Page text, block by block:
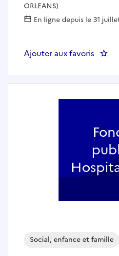
ORLEANS)
En ligne depuis le 31
Ajouter aux favoris :
Social, enfance et famille